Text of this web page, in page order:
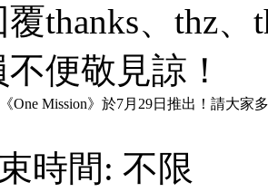
thanks、thz
便敬見諒！
One Mission》於7月29日推出！請大家
時間: 不限